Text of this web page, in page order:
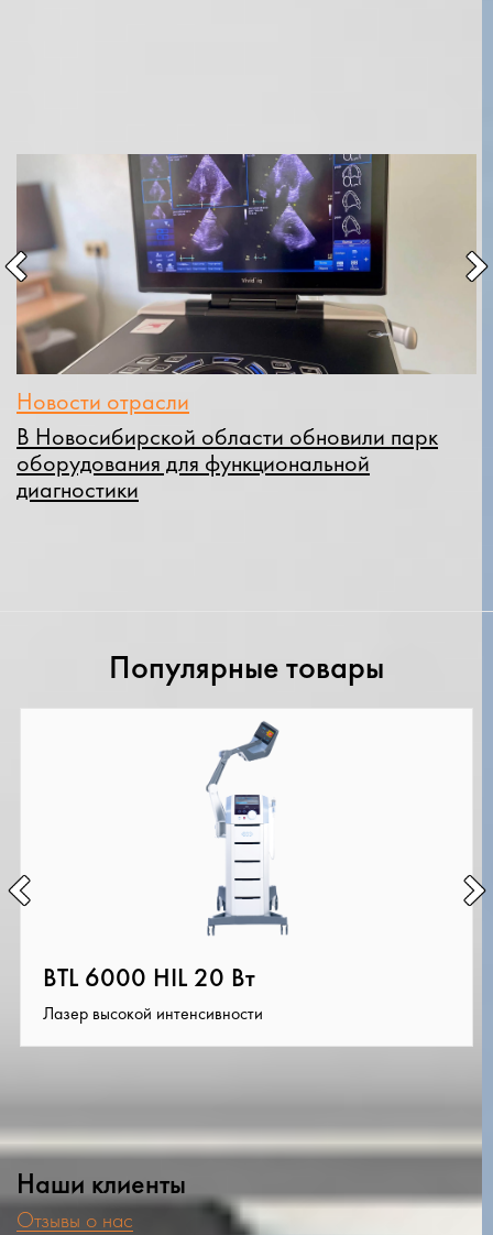
Новости отрасли
В Новосибирской области обновили парк
оборудования для функциональной
диагностики
Популярные товары
BTL 6000 HIL 20 Вт
Лазер высокой интенсивности
Наши клиенты
Отзывы о нас